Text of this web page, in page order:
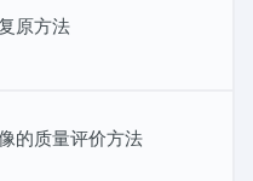
原方法
的质量评价方法